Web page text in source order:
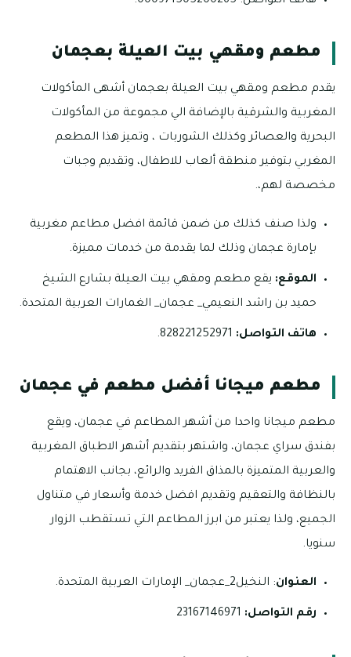
مطعم ومقهي بيت العيلة بعجمان
يقدم مطعم ومقهي بيت العيلة بعجمان أشهى المأكولات
المغربية والشرقية بالإضافة الي مجموعة من المأكولات
البحرية والعصائر وكذلك الشوربات ، وتميز هذا المطعم
المغربي بتوفير منطقة ألعاب للاطفال، وتقديم وجبات
مخصصة لهم،.
ولذا صنف كذلك من ضمن قائمة افضل مطاعم مغربية
بإمارة عجمان وذلك لما يقدمة من خدمات مميزة.
الموقع: يقع مطعم ومقهي بيت العيلة بشارع الشيخ
حميد بن راشد النعيمي_ عجمان_ الغمارات العربية المتحدة.
هاتف التواصل:
مطعم ميجانا أفضل مطعم في عجمان
مطعم ميجانا واحدا من أشهر المطاعم في عجمان، ويقع
بفندق سراي عجمان، واشتهر بتقديم أشهر الاطباق المغربية
والعربية المتميزة بالمذاق الفريد والرائع، بجانب الاهتمام
بالنظافة والتعقيم وتقديم افضل خدمة وأسعار في متناول
الجميع، ولذا يعتبر من ابرز المطاعم التي تستقطب الزوار
سنويا.
العنوان: النخيل2_عجمان_ الإمارات العربية المتحدة.
رقم التواصل: